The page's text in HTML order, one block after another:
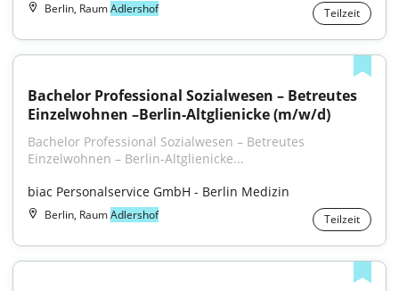
Berlin, RaumAdlershof Teilzeit
Bachelor Professional Sozialwesen – Betreutes
Einzelwohnen –Berlin-Altglienicke (m/w/d)
Bachelor Professional Sozialwesen – Betreutes
Einzelwohnen – Berlin-Altglienicke...
biac Personalservice GmbH - Berlin Medizin
Berlin, RaumAdlershof Teilzeit